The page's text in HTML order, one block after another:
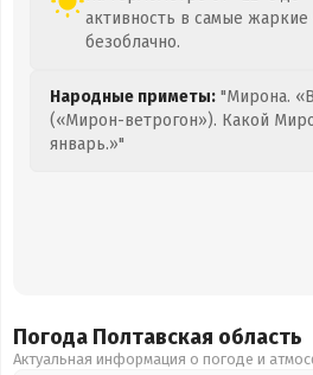
активность в самые жаркие
безоблачно.
Народные приметы: "Мирона.
(«Мирон-ветрогон»). Какой
январь.»"
Погода Полтавская область
Актуальная информация о погоде и